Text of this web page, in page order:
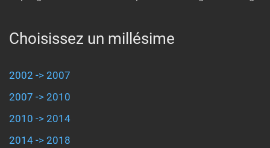
Choisissez un millésime
2002 -> 2007
2007 -> 2010
2010 -> 2014
2014 -> 2018